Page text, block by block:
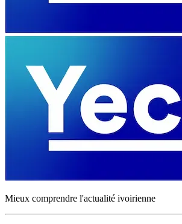
Mieux comprendre l'actualité ivoirienne